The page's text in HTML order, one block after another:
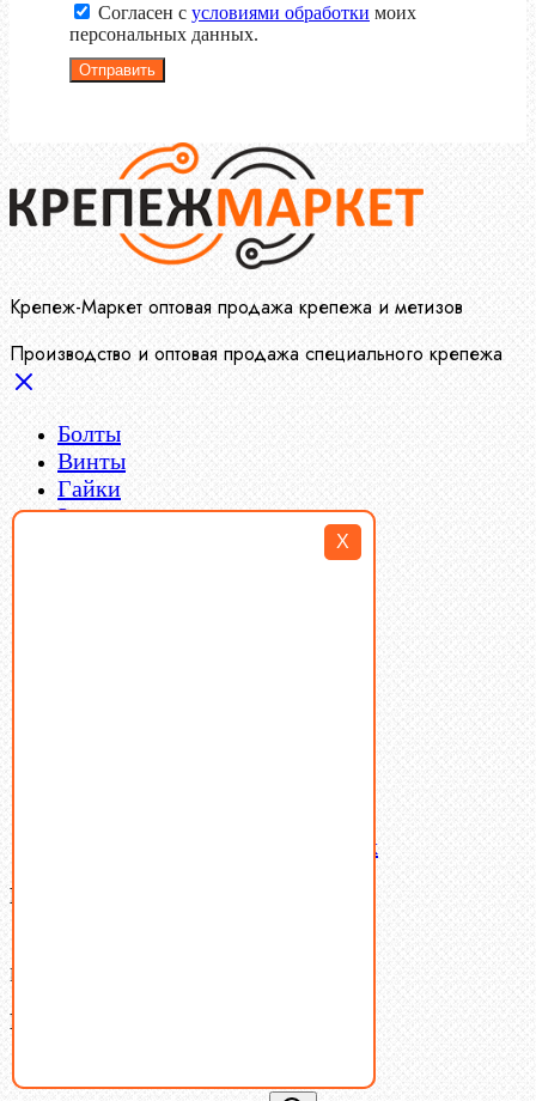
X
Согласен с условиями обработки моих
персональных данных.
Отправить
Крепеж-Маркет оптовая продажа крепежа и метизов
Производство и оптовая продажа специального крепежа
Болты
Винты
Гайки
Заклепки
Латунный и бронзовый крепеж
Ваша корзина
В корзине нет товаров.
Поиск